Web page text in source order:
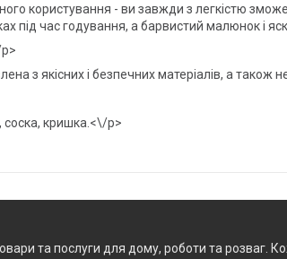
користування - ви завжди з легкістю
під час годування, а барвистий малюнок і
з якісних і безпечних матеріалів, а також
кришка.<\/p>
та послуги для дому, роботи та розваг.